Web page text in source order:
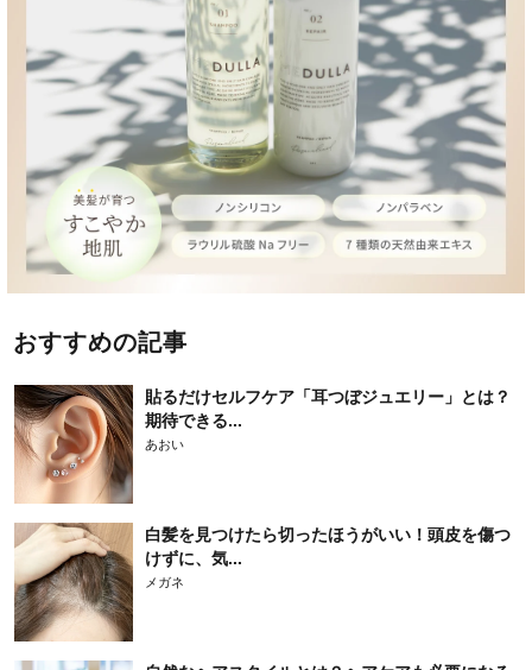
おすすめの記事
貼るだけセルフケア「耳つぼジュエリー」とは？
期待できる...
あおい
白髪を見つけたら切ったほうがいい！頭皮を傷つ
けずに、気...
メガネ